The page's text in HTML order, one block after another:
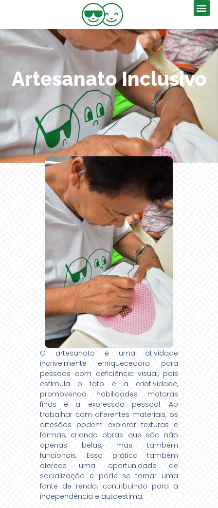
Artesanato Inclusivo
O artesanato é uma atividade
incrivelmente enriquecedora para
pessoas com deficiência visual, pois
estimula o tato e a criatividade,
promovendo habilidades motoras
finas e a expressão pessoal. Ao
trabalhar com diferentes materiais, os
artesãos podem explorar texturas e
formas, criando obras que são não
apenas belas, mas também
funcionais. Essa prática também
oferece uma oportunidade de
socialização e pode se tornar uma
fonte de renda, contribuindo para a
independência e autoestima.